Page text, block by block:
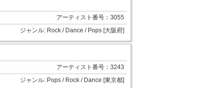
アーティスト番号：3055
ジャンル: Rock / Dance / Pops [大阪府]
アーティスト番号：3243
ジャンル: Pops / Rock / Dance [東京都]